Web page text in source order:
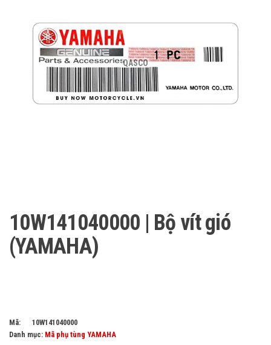
QASCO
10W141040000 | Bộ vít gió
(YAMAHA)
Mã:
10W141040000
Danh mục: Mã phụ tùng YAMAHA